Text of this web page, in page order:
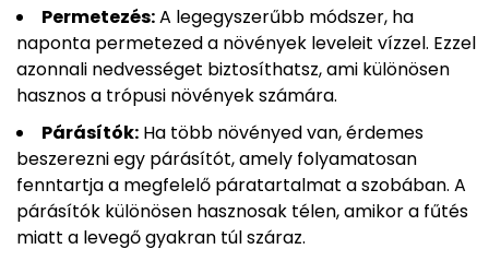
Permetezés:A legegyszerűbb módszer, ha
naponta permetezed a növények leveleit vízzel. Ezzel
azonnali nedvességet biztosíthatsz, ami különösen
hasznos a trópusi növények számára.
Párásítók: Ha több növényed van, érdemes
beszerezni egy párásítót, amely folyamatosan
fenntartja a megfelelő páratartalmat a szobában. A
párásítók különösen hasznosak télen, amikor a fűtés
miatt a levegő gyakran túl száraz.